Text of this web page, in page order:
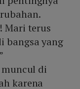
Mari terus
bangsa yang
muncul di
karena